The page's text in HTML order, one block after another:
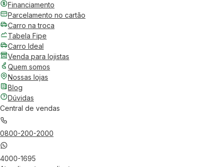
Financiamento
Parcelamento no cartão
Carro na troca
Tabela Fipe
Carro Ideal
Venda para lojistas
Quem somos
Nossas lojas
Blog
Dúvidas
Central de vendas
0800-200-2000
4000-1695